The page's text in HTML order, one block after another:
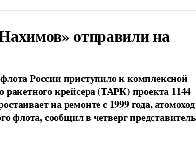
отправили на
России приступило к комплексной
ракетного крейсера (ТАРК) проекта 1144
на ремонте с 1999 года, атомоход
флота, сообщил в четверг представитель